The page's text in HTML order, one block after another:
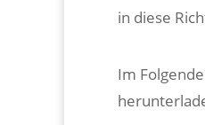
in diese
Im